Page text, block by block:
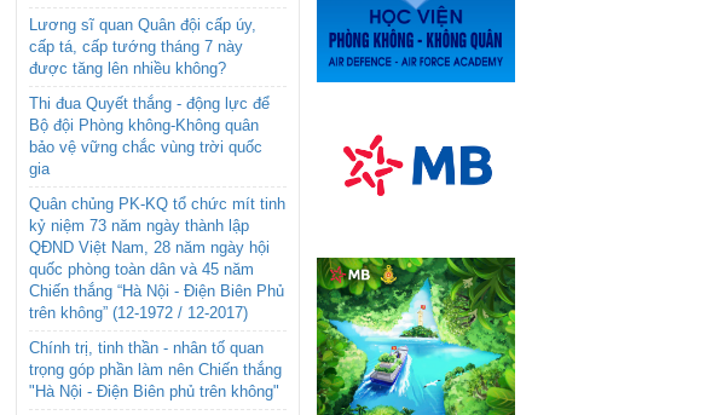
Lương sĩ quan Quân đội cấp úy,
cấp tá, cấp tướng tháng 7 này
được tăng lên nhiều không?
Thi đua Quyết thắng - động lực để
Bộ đội Phòng không-Không quân
bảo vệ vững chắc vùng trời quốc
gia
Quân chủng PK-KQ tổ chức mít tinh
kỷ niệm 73 năm ngày thành lập
QĐND Việt Nam, 28 năm ngày hội
quốc phòng toàn dân và 45 năm
Chiến thắng “Hà Nội - Điện Biên Phủ
trên không” (12-1972 / 12-2017)
Chính trị, tinh thần - nhân tố quan
trọng góp phần làm nên Chiến thắng
"Hà Nội - Điện Biên phủ trên không"